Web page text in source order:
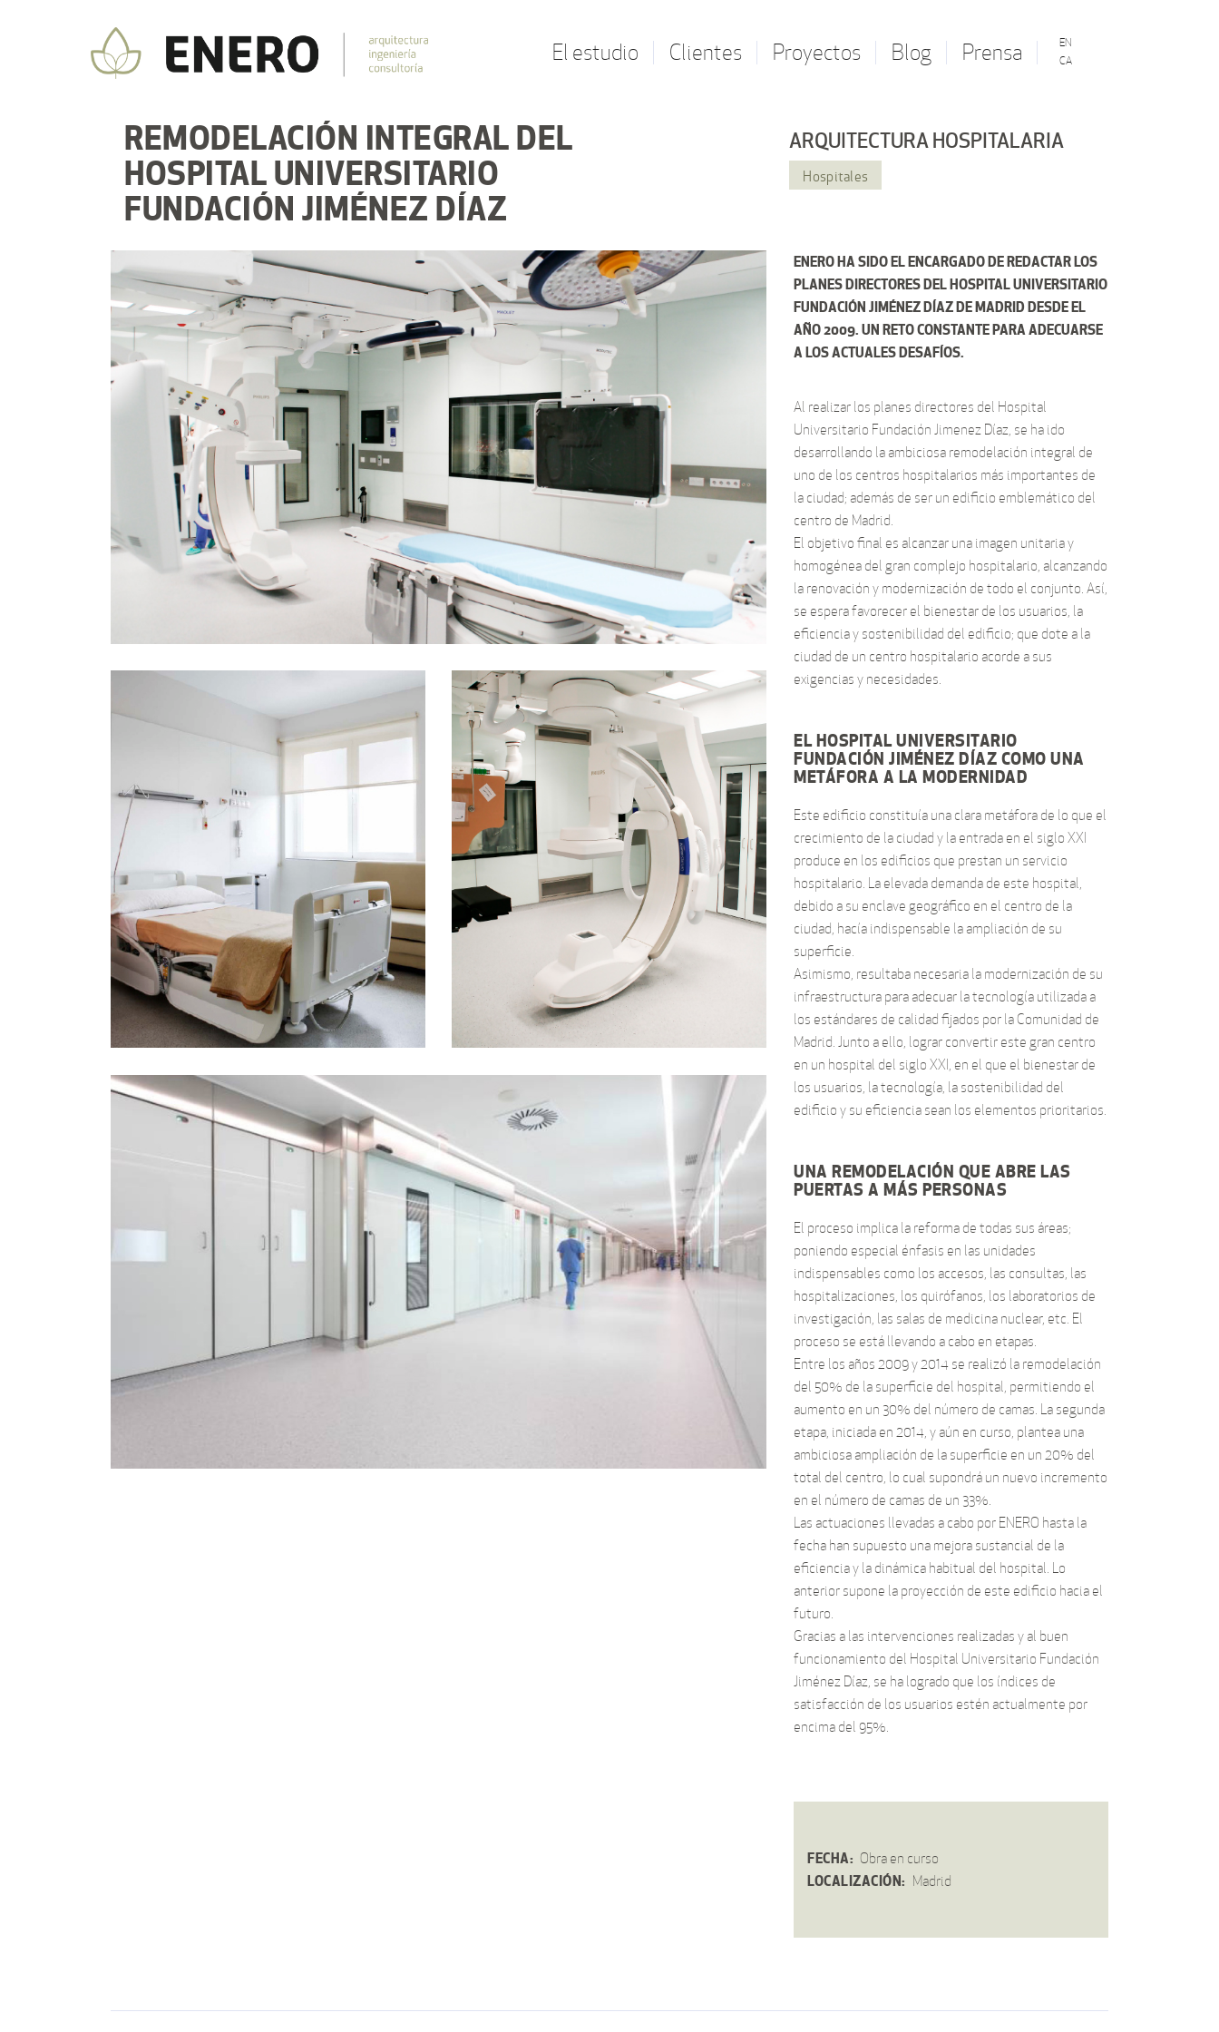
El estudio Clientes Proyectos Blog Prensa
EN
CA
REMODELACIÓN INTEGRAL DEL
HOSPITAL UNIVERSITARIO
FUNDACIÓN JIMÉNEZ DÍAZ
ARQUITECTURA HOSPITALARIA
Hospitales
ENEROHA SIDO EL ENCARGADO DE REDACTAR LOS
PLANES DIRECTORES DEL HOSPITAL UNIVERSITARIO
FUNDACIÓN JIMÉNEZ DÍAZ DE MADRID DESDE EL
AÑO 2009. UN RETO CONSTANTE PARA ADECUARSE
A LOS ACTUALES DESAFÍOS.
Al realizar los planes directores del Hospital
Universitario Fundación Jimenez Díaz, se ha ido
desarrollando la ambiciosa remodelación integral de
uno de los centros hospitalarios más importantes de
la ciudad; además de ser un edificio emblemático del
centro de Madrid.
El objetivo final es alcanzar una imagen unitaria y
homogénea del gran complejo hospitalario, alcanzando
la renovación y modernización de todo el conjunto. Así,
se espera favorecer el bienestar de los usuarios, la
eficiencia y sostenibilidad del edificio; que dote a la
ciudad de un centro hospitalario acorde a sus
exigencias y necesidades.
EL HOSPITAL UNIVERSITARIO
FUNDACIÓN JIMÉNEZ DÍAZ COMO UNA
METÁFORA A LA MODERNIDAD
Este edificio constituía una clara metáfora de lo que el
crecimiento de la ciudad y la entrada en el siglo XXI
produce en los edificios que prestan un servicio
hospitalario. La elevada demanda de este hospital,
debido a su enclave geográfico en el centro de la
ciudad, hacía indispensable la ampliación de su
superficie.
Asimismo, resultaba necesaria la modernización de su
infraestructura para adecuar la tecnología utilizada a
los estándares de calidad fijados por la Comunidad de
Madrid. Junto a ello, lograr convertir este gran centro
en un hospital del siglo XXI, en el que el bienestar de
los usuarios, la tecnología, la sostenibilidad del
edificio y su eficiencia sean los elementos prioritarios.
UNA REMODELACIÓN QUE ABRE LAS
PUERTAS A MÁS PERSONAS
El proceso implica la reforma de todas sus áreas;
poniendo especial énfasis en las unidades
indispensables como los accesos, las consultas, las
hospitalizaciones, los quirófanos, los laboratorios de
investigación, las salas de medicina nuclear, etc. El
proceso se está llevando a cabo en etapas.
Entre los años 2009 y 2014 se realizó la remodelación
del 50% de la superficie del hospital, permitiendo el
aumento en un 30% del número de camas. La segunda
etapa, iniciada en 2014, y aún en curso, plantea una
ambiciosa ampliación de la superficie en un 20% del
total del centro, lo cual supondrá un nuevo incremento
en el número de camas de un 33%.
Las actuaciones llevadas a cabo por ENERO hasta la
fecha han supuesto una mejora sustancial de la
eficiencia y la dinámica habitual del hospital. Lo
anterior supone la proyección de este edificio hacia el
futuro.
Gracias a las intervenciones realizadas y al buen
funcionamiento del Hospital Universitario Fundación
Jiménez Díaz, se ha logrado que los índices de
satisfacción de los usuarios estén actualmente por
encima del 95%.
FECHA: Obra en curso
LOCALIZACIÓN: Madrid